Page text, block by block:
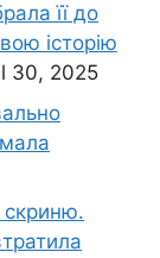
її до
історію
30, 2025
скриню.